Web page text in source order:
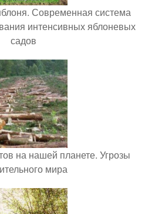
Современная система
интенсивных яблоневых
садов
на нашей планете. Угрозы
мира